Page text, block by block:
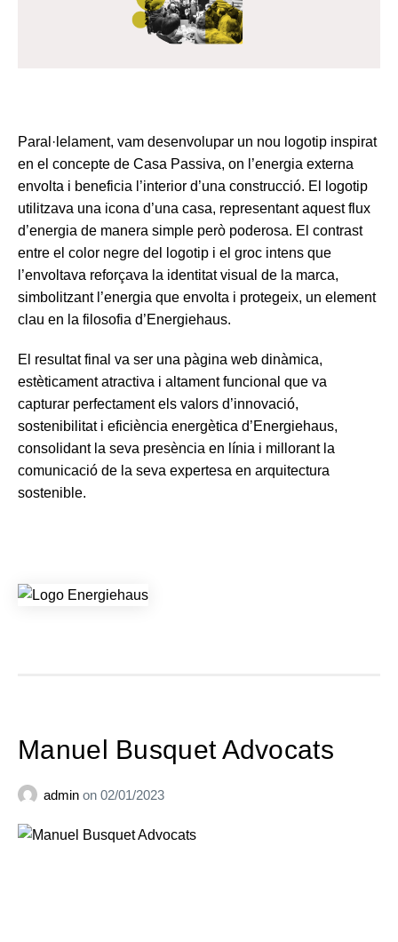
Paral·lelament, vam desenvolupar un nou logotip inspirat
en el concepte de Casa Passiva, on l’energia externa
envolta i beneficia l’interior d’una construcció. El logotip
utilitzava una icona d’una casa, representant aquest flux
d’energia de manera simple però poderosa. El contrast
entre el color negre del logotip i el groc intens que
l’envoltava reforçava la identitat visual de la marca,
simbolitzant l’energia que envolta i protegeix, un element
clau en la filosofia d’Energiehaus.
El resultat final va ser una pàgina web dinàmica,
estèticament atractiva i altament funcional que va
capturar perfectament els valors d’innovació,
sostenibilitat i eficiència energètica d’Energiehaus,
consolidant la seva presència en línia i millorant la
comunicació de la seva expertesa en arquitectura
sostenible.
Manuel Busquet Advocats
admin on 02/01/2023